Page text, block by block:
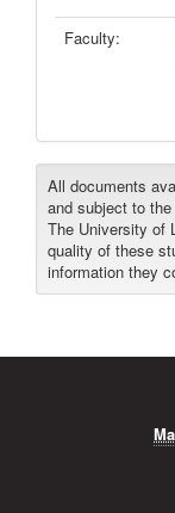
Faculty:
All documents
and subject to
The University of
quality of these
information they